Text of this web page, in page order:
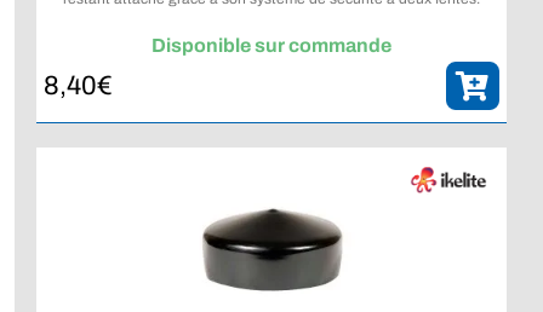
Disponible sur commande
8,40€